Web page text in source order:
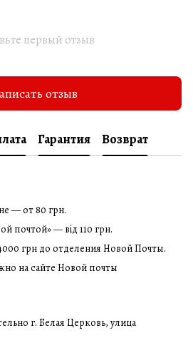
первый отзыв
отзыв
Гарантия Возврат
— от 80 грн.
почтой» — від 110 грн.
грн до отделения Новой Почты.
на сайте Новой почты
г. Белая Церковь, улица